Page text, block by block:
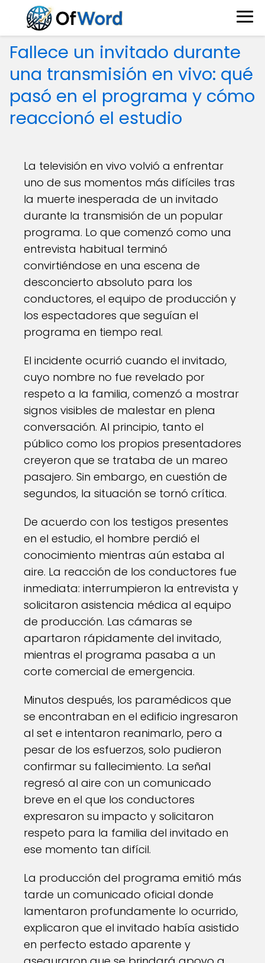
Fallece un invitado durante
una transmisión en vivo: qué
pasó en el programa y cómo
reaccionó el estudio
La televisión en vivo volvió a enfrentar
uno de sus momentos más difíciles tras
la muerte inesperada de un invitado
durante la transmisión de un popular
programa. Lo que comenzó como una
entrevista habitual terminó
convirtiéndose en una escena de
desconcierto absoluto para los
conductores, el equipo de producción y
los espectadores que seguían el
programa en tiempo real.
El incidente ocurrió cuando el invitado,
cuyo nombre no fue revelado por
respeto a la familia, comenzó a mostrar
signos visibles de malestar en plena
conversación. Al principio, tanto el
público como los propios presentadores
creyeron que se trataba de un mareo
pasajero. Sin embargo, en cuestión de
segundos, la situación se tornó crítica.
De acuerdo con los testigos presentes
en el estudio, el hombre perdió el
conocimiento mientras aún estaba al
aire. La reacción de los conductores fue
inmediata: interrumpieron la entrevista y
solicitaron asistencia médica al equipo
de producción. Las cámaras se
apartaron rápidamente del invitado,
mientras el programa pasaba a un
corte comercial de emergencia.
Minutos después, los paramédicos que
se encontraban en el edificio ingresaron
al set e intentaron reanimarlo, pero a
pesar de los esfuerzos, solo pudieron
confirmar su fallecimiento. La señal
regresó al aire con un comunicado
breve en el que los conductores
expresaron su impacto y solicitaron
respeto para la familia del invitado en
ese momento tan difícil.
La producción del programa emitió más
tarde un comunicado oficial donde
lamentaron profundamente lo ocurrido,
explicaron que el invitado había asistido
en perfecto estado aparente y